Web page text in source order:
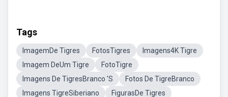
Tags
ImagemDe Tigres FotosTigres
Imagens4K Tigre
Imagem DeUm Tigre
FotoTigre
Imagens De TigresBranco 'S
Fotos De TigreBranco
Imagens TigreSiberiano
FigurasDe Tigres